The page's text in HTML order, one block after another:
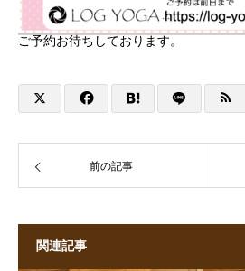
ご予約お待ちしております。
前の記事
関連記事